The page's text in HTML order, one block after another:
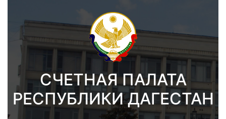
СЧЕТНАЯ ПАЛАТА
РЕСПУБЛИКИ ДАГЕСТАН